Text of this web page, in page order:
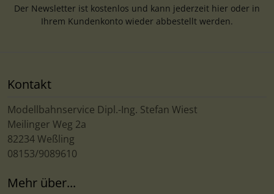
Der Newsletter ist kostenlos und kann jederzeit hier oder in
Ihrem Kundenkonto wieder abbestellt werden.
Kontakt
Modellbahnservice Dipl.-Ing. Stefan Wiest
Meilinger Weg 2a
82234 Weßling
08153/9089610
Mehr über...